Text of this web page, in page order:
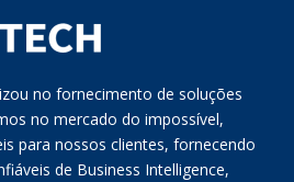
no fornecimento de soluções
no mercado do impossível,
para nossos clientes, fornecendo
de Business Intelligence,